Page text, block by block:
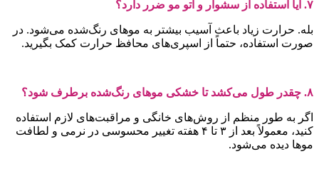
حرارت زیاد باعث آسیب بیشتر به موهای رنگ‌شده می‌شود. در
استفاده، حتماً از اسپری‌های محافظ حرارت کمک بگیرید.
به طور منظم از روش‌های خانگی و مراقبت‌های لازم استفاده
کنید، معمولاً بعد از ۳ تا ۴ هفته تغییر محسوسی در نرمی و لطافت
دیده می‌شود.